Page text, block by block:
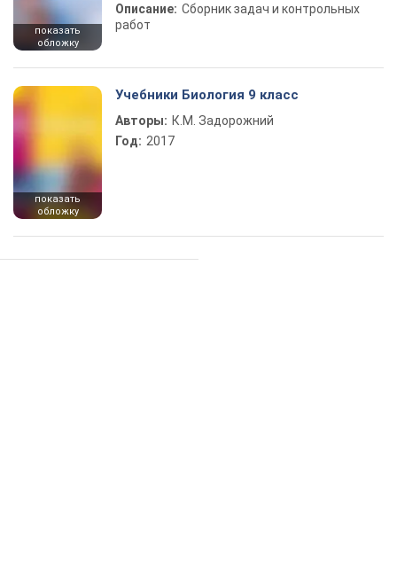
показать
обложку
Описание: Сборник задач и контрольных
работ
показать
обложку
Учебники Биология 9 класс
Авторы: К.М. Задорожний
Год: 2017